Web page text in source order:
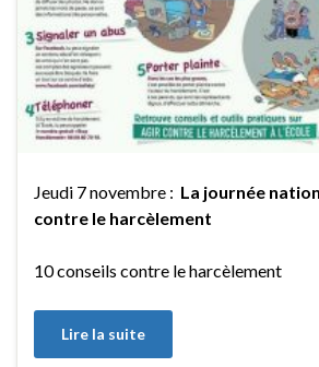
Jeudi 7 novembre : La journée
contre le harcèlement
10 conseils contre le harcèlement
Lire la suite